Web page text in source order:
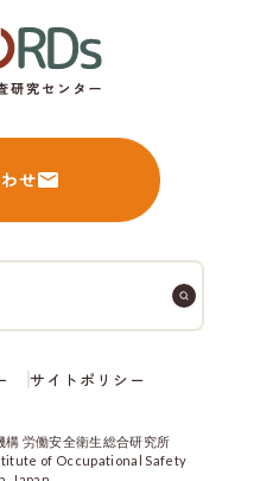
せ
サイトポリシー
労働安全衛生総合研究所
of Occupational Safety